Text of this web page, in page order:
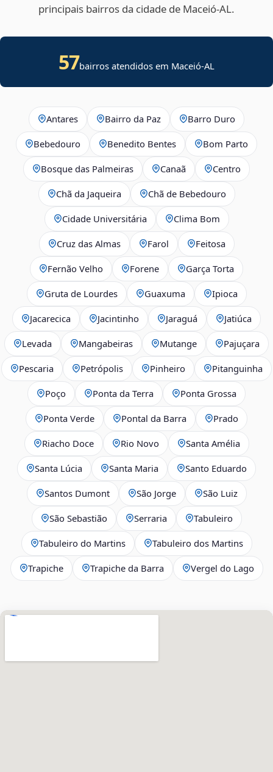
principais bairros da cidade de Maceió‑AL.
57bairros atendidos em Maceió-AL
Antares Bairro da Paz Barro Duro
Bebedouro Benedito Bentes Bom Parto
Bosque das Palmeiras Canaã Centro
Chã da Jaqueira Chã de Bebedouro
Cidade Universitária Clima Bom
Cruz das Almas Farol Feitosa
Fernão Velho Forene Garça Torta
Gruta de Lourdes Guaxuma Ipioca
Jacarecica Jacintinho Jaraguá Jatiúca
Levada Mangabeiras Mutange Pajuçara
Pescaria Petrópolis Pinheiro Pitanguinha
Poço Ponta da Terra Ponta Grossa
Ponta Verde Pontal da Barra Prado
Riacho Doce Rio Novo Santa Amélia
Santa Lúcia Santa Maria Santo Eduardo
Santos Dumont São Jorge São Luiz
São Sebastião Serraria Tabuleiro
Tabuleiro do Martins Tabuleiro dos Martins
Trapiche Trapiche da Barra Vergel do Lago